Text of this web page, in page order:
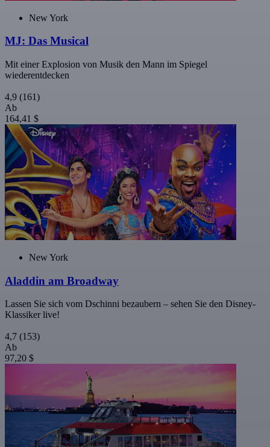
New York
MJ: Das Musical
Mit einer Explosion von Musik den Mann im Spiegel
wiederentdecken
4,9 (161)
Ab
164,41 $
New York
Aladdin am Broadway
Lassen Sie sich vom Dschinni bezaubern – sehen Sie den Disney-
Klassiker live!
4,7 (153)
Ab
97,20 $